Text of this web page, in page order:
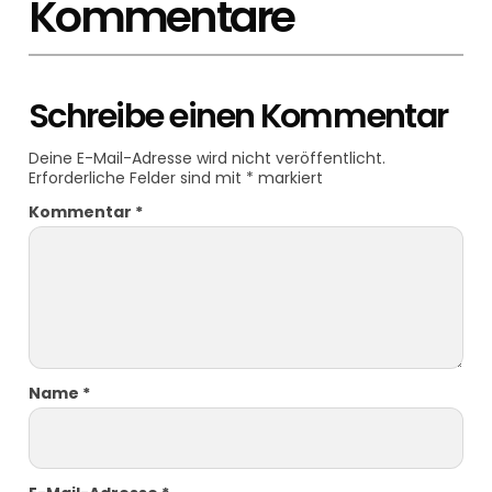
Kommentare
Schreibe einen Kommentar
Deine E-Mail-Adresse wird nicht veröffentlicht.
Erforderliche Felder sind mit * markiert
Kommentar *
Name *